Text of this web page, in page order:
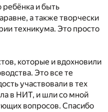
ребёнка и быть
а также творчески
техникума. Это просто
которые и вдохновили
Это все те
участвовали в тех
в НИТ, и шли со мной
вопросов. Спасибо